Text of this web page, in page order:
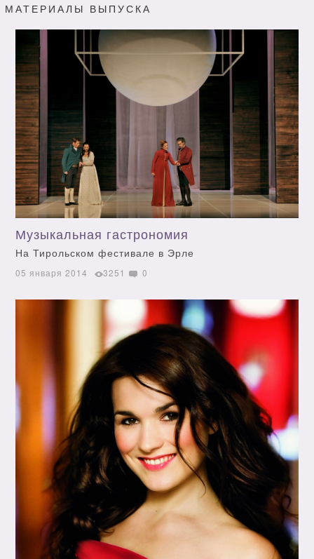
МАТЕРИАЛЫ ВЫПУСКА
Музыкальная гастрономия
На Тирольском фестивале в Эрле
05 января 2014 3251 0